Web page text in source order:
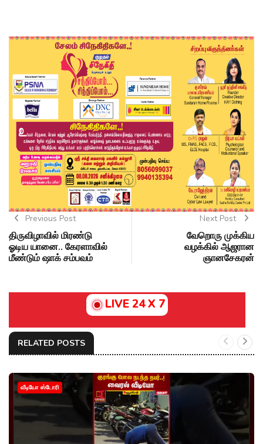
Previous Post
திருவிழாவில் மிரண்டு
ஓடிய யானை.. கேரளாவில்
மீண்டும் ஷாக் சம்பவம்
Next Post
வேறொரு முக்கிய
வழக்கில் ஆஜரான
ஞானசேகரன்
LIVE 24 X 7
RELATED POSTS
வீடியோ ஸ்டோரி